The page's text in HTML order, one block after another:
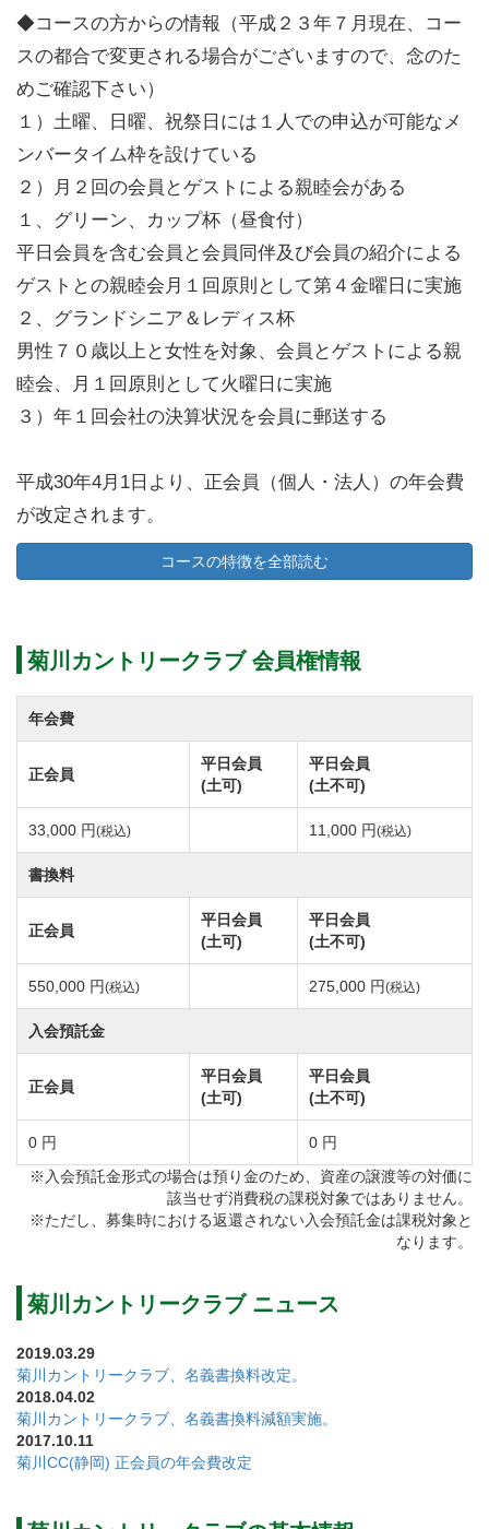
◆コースの方からの情報（平成２３年７月現在、コー
スの都合で変更される場合がございますので、念のた
めご確認下さい）
１）土曜、日曜、祝祭日には１人での申込が可能なメ
ンバータイム枠を設けている
２）月２回の会員とゲストによる親睦会がある
１、グリーン、カップ杯（昼食付）
平日会員を含む会員と会員同伴及び会員の紹介による
ゲストとの親睦会月１回原則として第４金曜日に実施
２、グランドシニア＆レディス杯
男性７０歳以上と女性を対象、会員とゲストによる親
睦会、月１回原則として火曜日に実施
３）年１回会社の決算状況を会員に郵送する
平成30年4月1日より、正会員（個人・法人）の年会費
が改定されます。
現在 18,000円（税別）
改定後 30,000円（税別）
平成31年4月1日より名義書換料を改定いたします。
〇名義書換料
正会員
名義書換(個人・法人)
【改定前】250,000円(税別)→【改定後】500,000円(税
別)
個人⇔法人登録切り替え
【改定前】125,000円(税別)→【改定後】250,000円(税
親族間書換※二親等以内
別)
【改定前】125,000円(税別)→【改定後】250,000円(税
別)
個人⇔法人登録切り替え
【改定前】62,500円(税別)→【改定後】125,000円(税
親族間書換※二親等以内
コースの特徴を全部読む
菊川カントリークラブ 会員権情報
年会費
正会員
平日会員
(土可)
平日会員
(土不可)
33,000 円(税込) 11,000 円(税込)
書換料
正会員
平日会員
(土可)
平日会員
(土不可)
550,000 円(税込) 275,000 円(税込)
入会預託金
正会員
平日会員
(土可)
平日会員
(土不可)
0 円
0 円
※入会預託金形式の場合は預り金のため、資産の譲渡等の対価に
該当せず消費税の課税対象ではありません。
※ただし、募集時における返還されない入会預託金は課税対象と
なります。
菊川カントリークラブ ニュース
2019.03.29
菊川カントリークラブ、名義書換料改定。
2018.04.02
菊川カントリークラブ、名義書換料減額実施。
2017.10.11
菊川CC(静岡) 正会員の年会費改定